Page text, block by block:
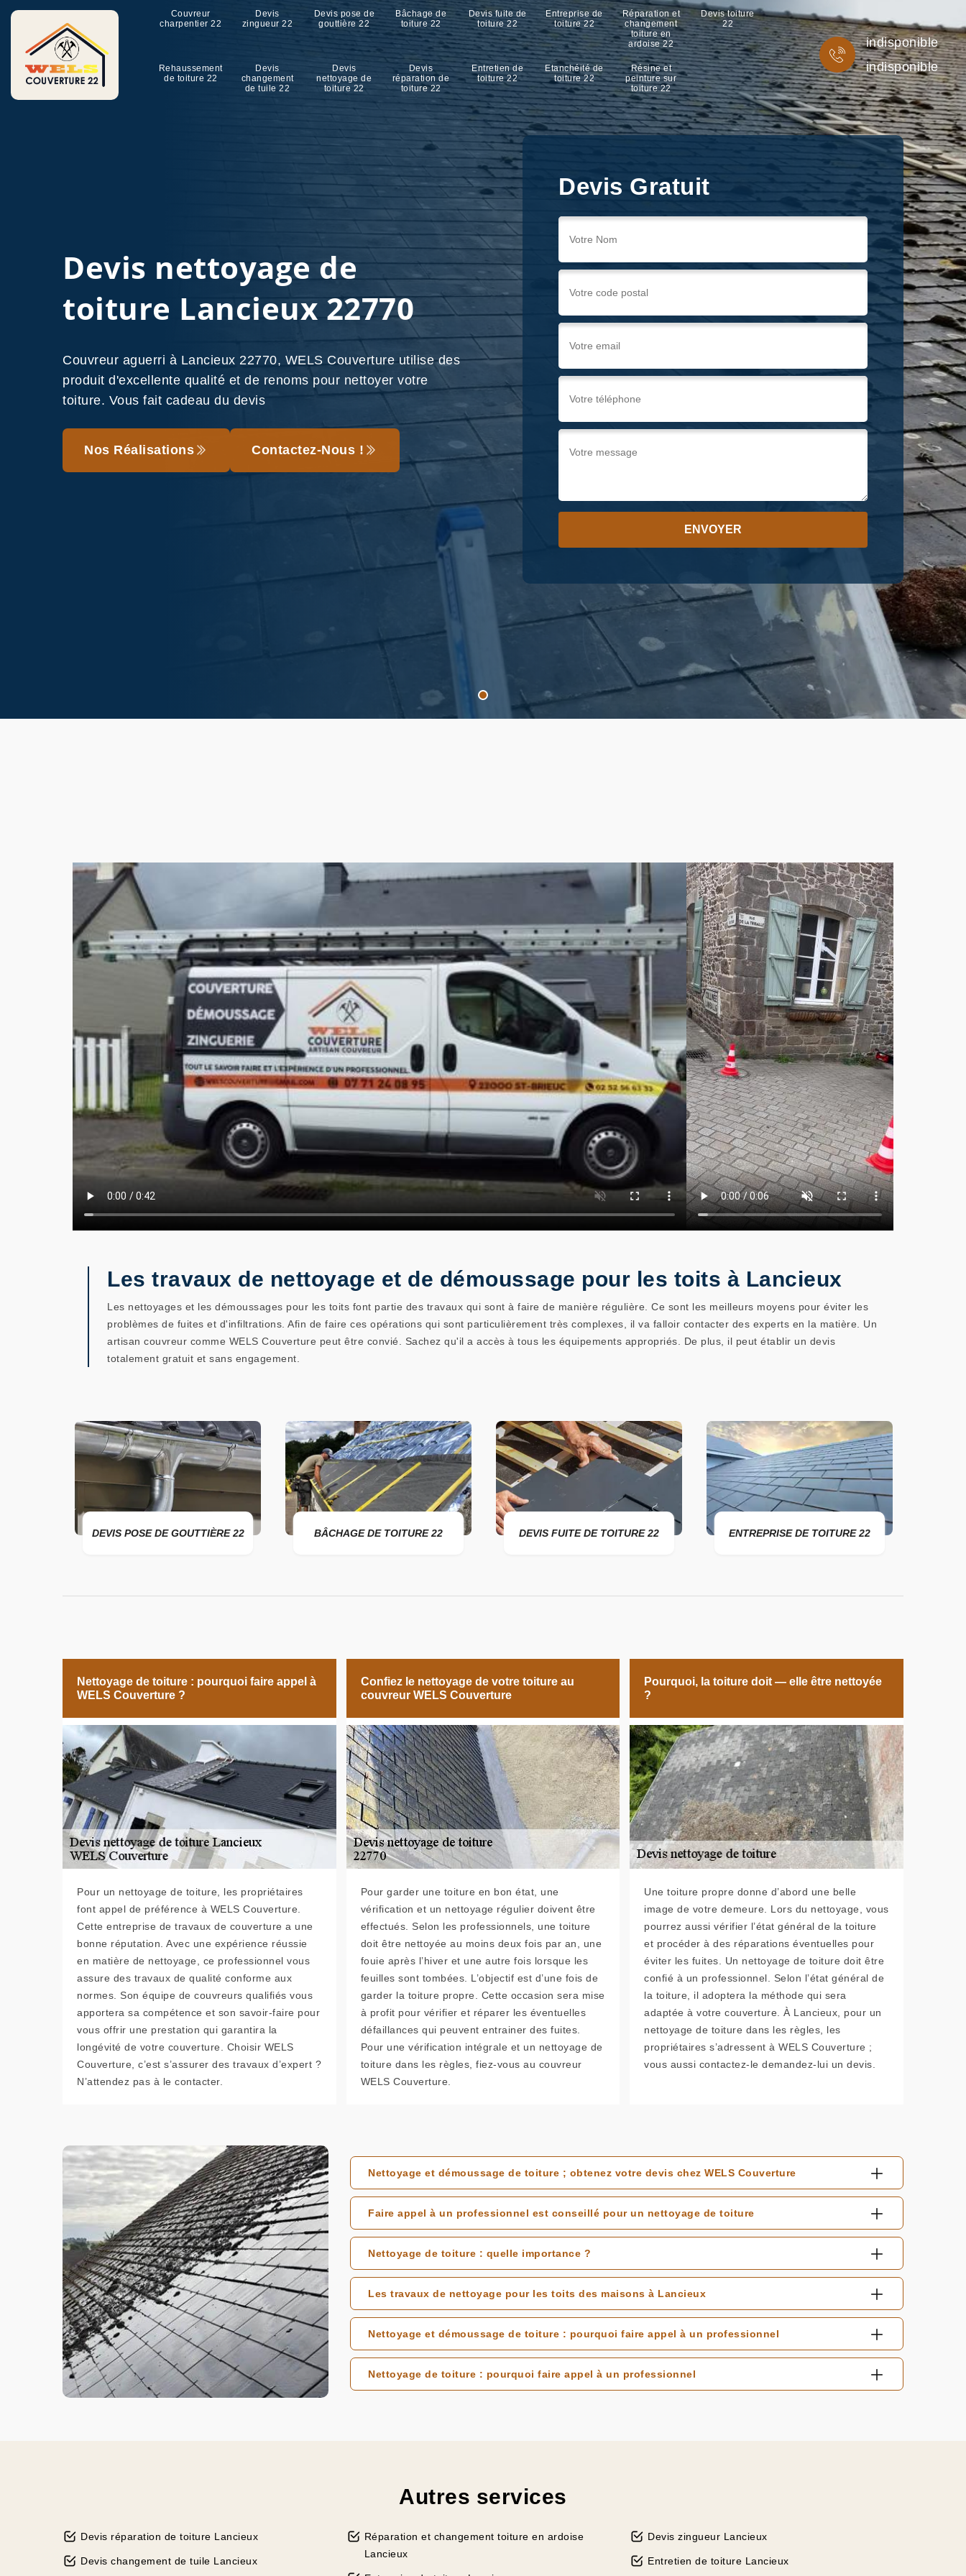
Couvreur
charpentier 22
Devis
zingueur 22
Devis pose de
gouttière 22
Bâchage de
toiture 22
Devis fuite de
toiture 22
Entreprise de
toiture 22
Réparation et
changement
toiture en
ardoise 22
Devis toiture
22
Rehaussement
de toiture 22
Devis
changement
de tuile 22
Devis
nettoyage de
toiture 22
Devis
réparation de
toiture 22
Entretien de
toiture 22
Etanchéité de
toiture 22
Résine et
peinture sur
toiture 22
indisponible
indisponible
Devis nettoyage de
toiture Lancieux 22770
Couvreur aguerri à Lancieux 22770, WELS Couverture utilise des
produit d'excellente qualité et de renoms pour nettoyer votre
toiture. Vous fait cadeau du devis
Nos Réalisations Contactez-Nous !
Devis Gratuit
Les travaux de nettoyage et de démoussage pour les toits à Lancieux
Les nettoyages et les démoussages pour les toits font partie des travaux qui sont à faire de manière régulière. Ce sont les meilleurs moyens pour éviter les
problèmes de fuites et d'infiltrations. Afin de faire ces opérations qui sont particulièrement très complexes, il va falloir contacter des experts en la matière. Un
artisan couvreur comme WELS Couverture peut être convié. Sachez qu'il a accès à tous les équipements appropriés. De plus, il peut établir un devis
totalement gratuit et sans engagement.
DEVIS POSE DE GOUTTIÈRE 22 BÂCHAGE DE TOITURE 22 DEVIS FUITE DE TOITURE 22 ENTREPRISE DE TOITURE 22
Nettoyage de toiture : pourquoi faire appel à
WELS Couverture ?
Pour un nettoyage de toiture, les propriétaires
font appel de préférence à WELS Couverture.
Cette entreprise de travaux de couverture a une
bonne réputation. Avec une expérience réussie
en matière de nettoyage, ce professionnel vous
assure des travaux de qualité conforme aux
normes. Son équipe de couvreurs qualifiés vous
apportera sa compétence et son savoir-faire pour
vous offrir une prestation qui garantira la
longévité de votre couverture. Choisir WELS
Couverture, c’est s’assurer des travaux d’expert ?
N’attendez pas à le contacter.
Confiez le nettoyage de votre toiture au
couvreur WELS Couverture
Pour garder une toiture en bon état, une
vérification et un nettoyage régulier doivent être
effectués. Selon les professionnels, une toiture
doit être nettoyée au moins deux fois par an, une
fouie après l’hiver et une autre fois lorsque les
feuilles sont tombées. L’objectif est d’une fois de
garder la toiture propre. Cette occasion sera mise
à profit pour vérifier et réparer les éventuelles
défaillances qui peuvent entrainer des fuites.
Pour une vérification intégrale et un nettoyage de
toiture dans les règles, fiez-vous au couvreur
WELS Couverture.
Pourquoi, la toiture doit — elle être nettoyée
?
Une toiture propre donne d’abord une belle
image de votre demeure. Lors du nettoyage, vous
pourrez aussi vérifier l’état général de la toiture
et procéder à des réparations éventuelles pour
éviter les fuites. Un nettoyage de toiture doit être
confié à un professionnel. Selon l’état général de
la toiture, il adoptera la méthode qui sera
adaptée à votre couverture. À Lancieux, pour un
nettoyage de toiture dans les règles, les
propriétaires s’adressent à WELS Couverture ;
vous aussi contactez-le demandez-lui un devis.
Nettoyage et démoussage de toiture ; obtenez votre devis chez WELS Couverture
Faire appel à un professionnel est conseillé pour un nettoyage de toiture
Nettoyage de toiture : quelle importance ?
Les travaux de nettoyage pour les toits des maisons à Lancieux
Nettoyage et démoussage de toiture : pourquoi faire appel à un professionnel
Nettoyage de toiture : pourquoi faire appel à un professionnel
Autres services
Devis réparation de toiture Lancieux
Devis changement de tuile Lancieux
Réparation et changement toiture en ardoise
Lancieux
Devis zingueur Lancieux
Entretien de toiture Lancieux